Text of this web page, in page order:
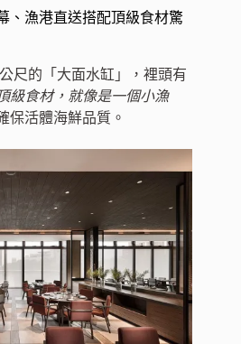
、漁港直送搭配頂級食材驚
尺的「大面水缸」，裡頭有
級食材，就像是一個小漁
保活體海鮮品質。